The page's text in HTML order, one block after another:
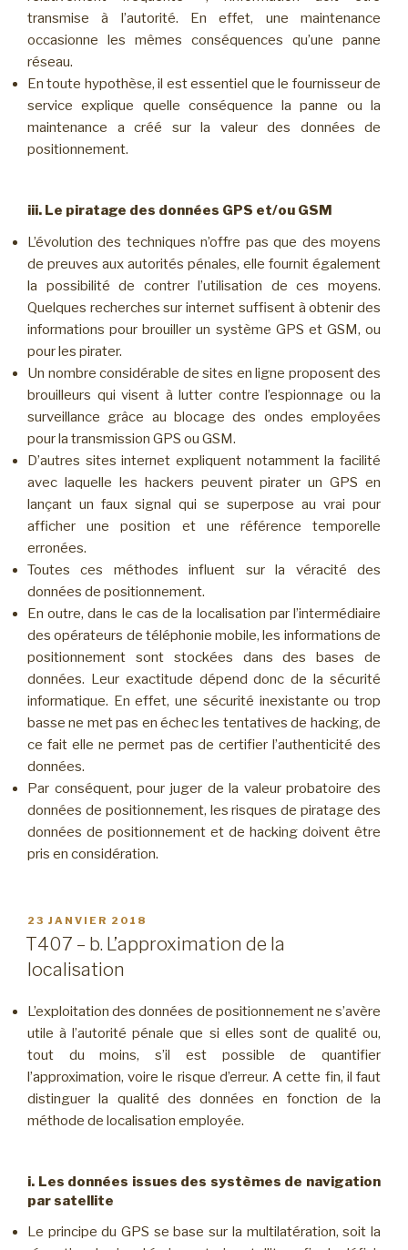
transmise à l’autorité. En effet, une maintenance
occasionne les mêmes conséquences qu’une panne
réseau.
En toute hypothèse, il est essentiel que le fournisseur de
service explique quelle conséquence la panne ou la
maintenance a créé sur la valeur des données de
positionnement.
iii. Le piratage des données GPS et/ou GSM
L’évolution des techniques n’offre pas que des moyens
de preuves aux autorités pénales, elle fournit également
la possibilité de contrer l’utilisation de ces moyens.
Quelques recherches sur internet suffisent à obtenir des
informations pour brouiller un système GPS et GSM, ou
pour les pirater.
Un nombre considérable de sites en ligne proposent des
brouilleurs qui visent à lutter contre l’espionnage ou la
surveillance grâce au blocage des ondes employées
pour la transmission GPS ou GSM.
D’autres sites internet expliquent notamment la facilité
avec laquelle les hackers peuvent pirater un GPS en
lançant un faux signal qui se superpose au vrai pour
afficher une position et une référence temporelle
erronées.
Toutes ces méthodes influent sur la véracité des
données de positionnement.
En outre, dans le cas de la localisation par l’intermédiaire
des opérateurs de téléphonie mobile, les informations de
positionnement sont stockées dans des bases de
données. Leur exactitude dépend donc de la sécurité
informatique. En effet, une sécurité inexistante ou trop
basse ne met pas en échec les tentatives de hacking, de
ce fait elle ne permet pas de certifier l’authenticité des
données.
Par conséquent, pour juger de la valeur probatoire des
données de positionnement, les risques de piratage des
données de positionnement et de hacking doivent être
pris en considération.
PUBLIÉ
LE
23 JANVIER 2018
T407 – b. L’approximation de la
localisation
L’exploitation des données de positionnement ne s’avère
utile à l’autorité pénale que si elles sont de qualité ou,
tout du moins, s’il est possible de quantifier
l’approximation, voire le risque d’erreur. A cette fin, il faut
distinguer la qualité des données en fonction de la
méthode de localisation employée.
i. Les données issues des systèmes de navigation
par satellite
Le principe du GPS se base sur la multilatération, soit la